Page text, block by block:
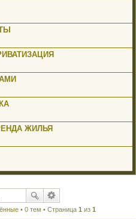
ЖИЛЬЯ
• 0 тем • Страница 1 из 1